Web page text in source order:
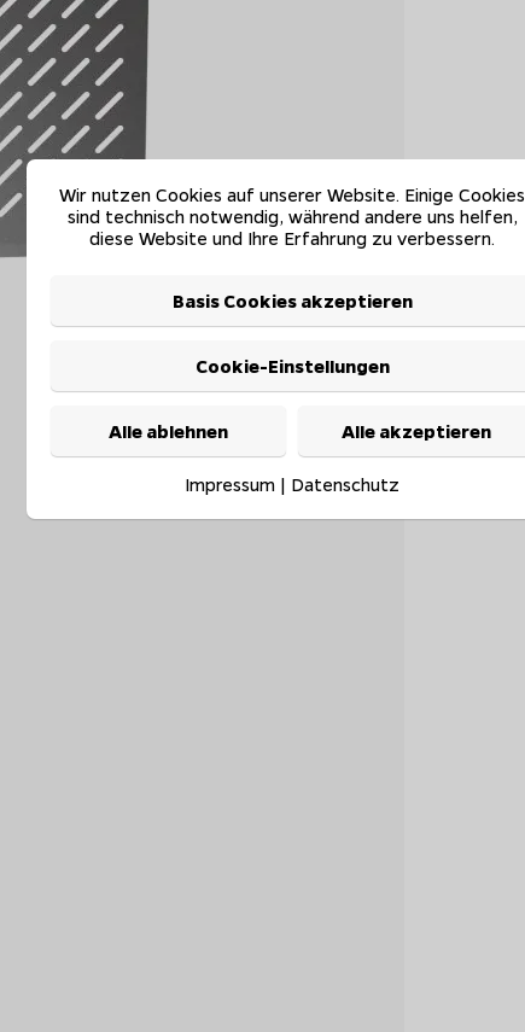
Wir nutzen Cookies auf unserer Website. Einige Cookies
sind technisch notwendig, während andere uns helfen,
diese Website und Ihre Erfahrung zu verbessern.
Basis Cookies akzeptieren
Cookie-Einstellungen
Alle ablehnen Alle akzeptieren
Impressum | Datenschutz